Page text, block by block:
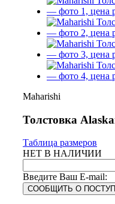
Maharishi
Толстовка
Таблица размеров
НЕТ В НАЛИЧИИ
Введите Ваш E-mail:
СООБЩИТЬ О